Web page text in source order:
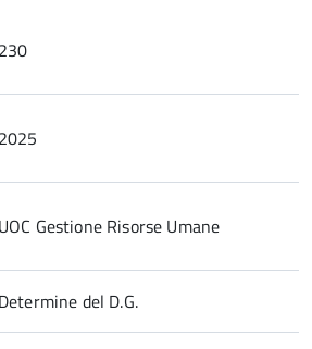
230
2025
UOC Gestione Risorse Umane
Determine del D.G.